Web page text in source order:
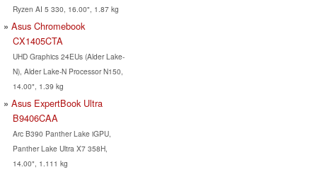
Ryzen AI 5 330, 16.00", 1.87 kg
Asus Chromebook
CX1405CTA
UHD Graphics 24EUs (Alder Lake-
N), Alder Lake-N Processor N150,
14.00", 1.39 kg
Asus ExpertBook Ultra
B9406CAA
Arc B390 Panther Lake iGPU,
Panther Lake Ultra X7 358H,
14.00", 1.111 kg